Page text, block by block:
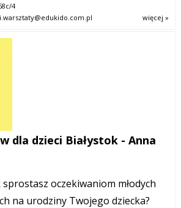
4
więcej »
dla dzieci Białystok - Anna
oczekiwaniom młodych
na urodziny Twojego dziecka?